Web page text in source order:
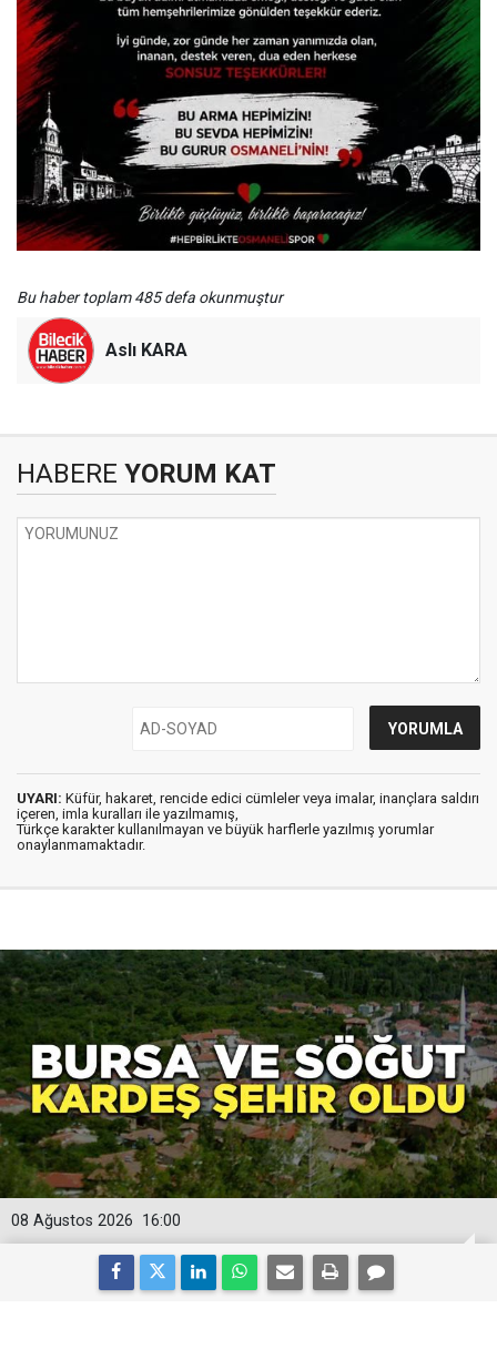
Bu haber toplam 485 defa okunmuştur
Aslı KARA
HABERE YORUM KAT
UYARI: Küfür, hakaret, rencide edici cümleler veya imalar, inançlara saldırı
içeren, imla kuralları ile yazılmamış,
Türkçe karakter kullanılmayan ve büyük harflerle yazılmış yorumlar
onaylanmamaktadır.
16:00
08 Ağustos 2026